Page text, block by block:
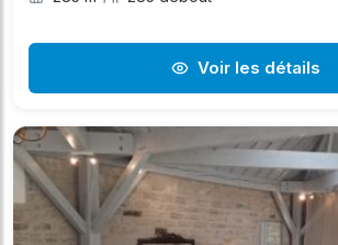
Voir les détails